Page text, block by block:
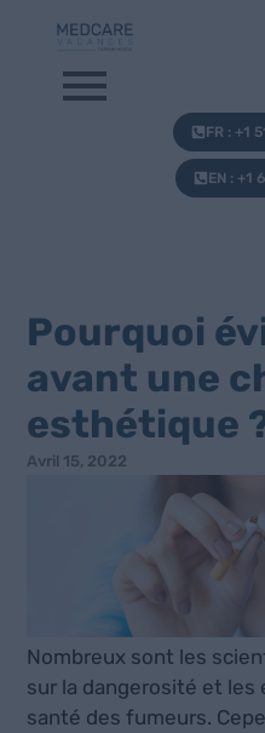
FR : +1
EN : +1
Pourquoi
avant une
esthétique
Avril 15, 2022
Nombreux sont les
sur la dangerosité et
santé des fumeurs.